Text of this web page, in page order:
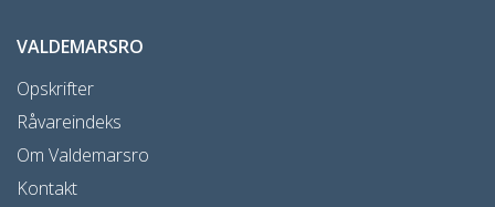
VALDEMARSRO
Opskrifter
Råvareindeks
Om Valdemarsro
Kontakt